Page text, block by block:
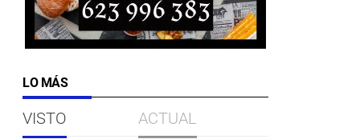
LO MÁS
VISTO ACTUAL